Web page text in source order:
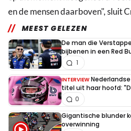
en de mensen daarboven", sluit
MEEST GELEZEN
De man die
bijbenen in een Red
1
INTERVIEW
titel uit haar hoofd:
0
Gigantische blunder
overwinning